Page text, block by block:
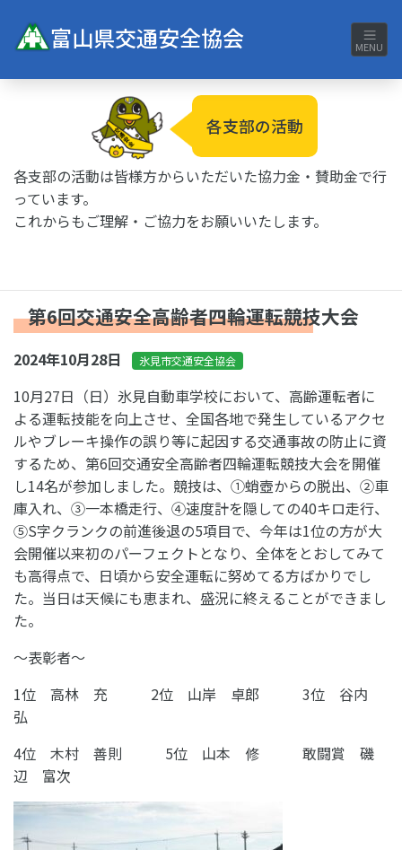
富山県交通安全協会 MENU
各支部の活動
各支部の活動は皆様方からいただいた協力金・賛助金で行
っています。
これからもご理解・ご協力をお願いいたします。
第6回交通安全高齢者四輪運転競技大会
2024年10月28日 氷見市交通安全協会
10月27日（日）氷見自動車学校において、高齢運転者に
よる運転技能を向上させ、全国各地で発生しているアクセ
ルやブレーキ操作の誤り等に起因する交通事故の防止に資
するため、第6回交通安全高齢者四輪運転競技大会を開催
し14名が参加しました。競技は、①蛸壺からの脱出、②車
庫入れ、③一本橋走行、④速度計を隠しての40キロ走行、
⑤S字クランクの前進後退の5項目で、今年は1位の方が大
会開催以来初のパーフェクトとなり、全体をとおしてみて
も高得点で、日頃から安全運転に努めてる方ばかりでし
た。当日は天候にも恵まれ、盛況に終えることができまし
た。
～表彰者～
1位 高林 充 2位 山岸 卓郎 3位 谷内
弘
4位 木村 善則 5位 山本 修 敢闘賞 磯
辺 富次